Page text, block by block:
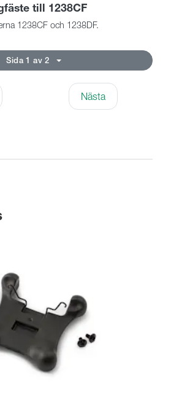
till 1238CF
1238CF och 1238DF.
Sida 1 av 2
Nästa